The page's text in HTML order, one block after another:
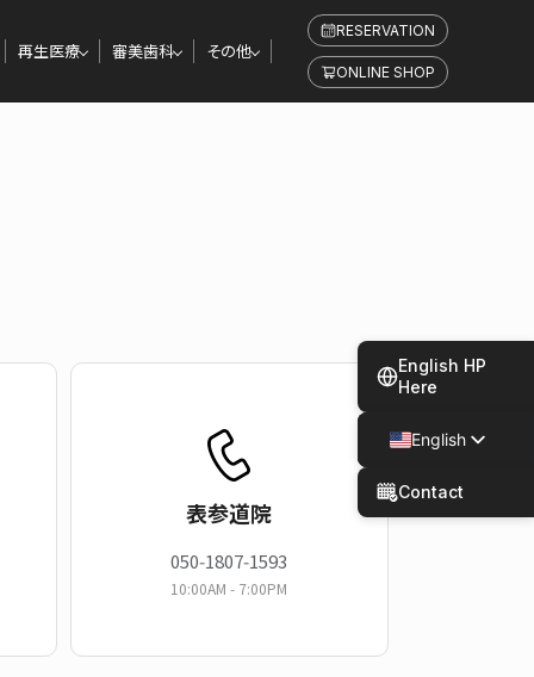
再生医療 審美歯科 その他
RESERVATION
ONLINE SHOP
表参道院
050‑1807‑1593
10:00AM ‑ 7:00PM
English HP
Here
English
Spanish
Contact